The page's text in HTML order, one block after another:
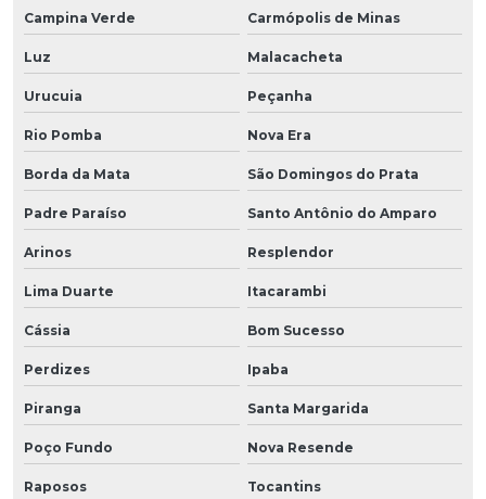
Campina Verde Carmópolis de Minas
Luz Malacacheta
Urucuia Peçanha
Rio Pomba Nova Era
Borda da Mata São Domingos do Prata
Padre Paraíso Santo Antônio do Amparo
Arinos Resplendor
Lima Duarte Itacarambi
Cássia Bom Sucesso
Perdizes Ipaba
Piranga Santa Margarida
Poço Fundo Nova Resende
Raposos Tocantins